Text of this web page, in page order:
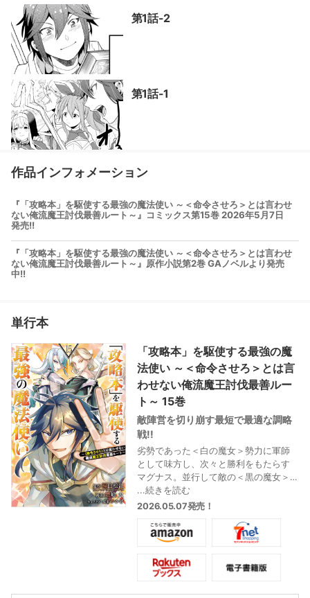
第1話-2
第1話-1
作品インフォメーション
『「攻略本」を駆使する最強の魔法使い ～＜命令させろ＞とは言わせ
ない俺流魔王討伐最善ルート～』コミックス第15巻 2026年5月7日
発売!!
『「攻略本」を駆使する最強の魔法使い ～＜命令させろ＞とは言わせ
ない俺流魔王討伐最善ルート～』原作小説第2巻 GAノベルより発売
中!!
単行本
「攻略本」を駆使する最強の魔
法使い ～＜命令させろ＞とは言
わせない俺流魔王討伐最善ルー
ト～ 15巻
敵陣営を切り崩す最短で最適な調略
戦!!
劣勢であった＜白の魔女＞勢力に軍師
として味方し、次々と勝利をもたらす
マグナス。並行して敵の＜黒の魔女＞
を寝返らせるための調略も、パウリに
任せて進めさせていたが、やはり曲者
ぞろいの魔女相手には一筋縄でいか
ず…!?
調略と暗躍で敵勢力の数を削ぎ落せ! 攻
略本知識で無双する痛快ファンタジ
ー、第15巻!!
...続きを読む
2026.05.07発売！